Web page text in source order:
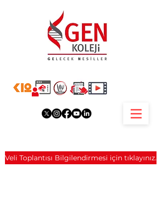
Veli Toplantısı Bilgilendirmesi için tıklayınız.